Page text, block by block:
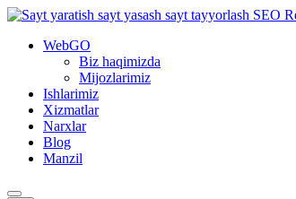
WebGO
Biz haqimizda
Mijozlarimiz
Ishlarimiz
Xizmatlar
Narxlar
Blog
Manzil